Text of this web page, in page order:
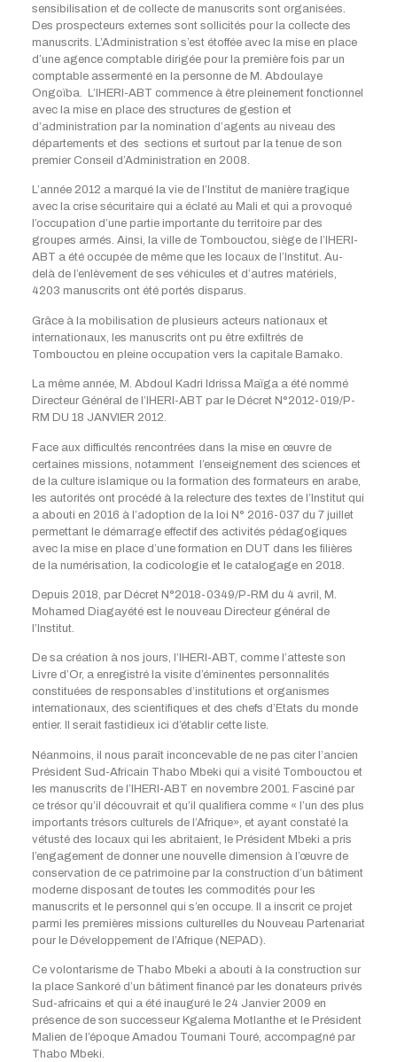
sensibilisation et de collecte de manuscrits sont organisées.
Des prospecteurs externes sont sollicités pour la collecte des
manuscrits. L’Administration s’est étoffée avec la mise en place
d’une agence comptable dirigée pour la première fois par un
comptable assermenté en la personne de M. Abdoulaye
Ongoïba. L’IHERI-ABT commence à être pleinement fonctionnel
avec la mise en place des structures de gestion et
d’administration par la nomination d’agents au niveau des
départements et des sections et surtout par la tenue de son
premier Conseil d’Administration en 2008.
L’année 2012 a marqué la vie de l’Institut de manière tragique
avec la crise sécuritaire qui a éclaté au Mali et qui a provoqué
l’occupation d’une partie importante du territoire par des
groupes armés. Ainsi, la ville de Tombouctou, siège de l’IHERI-
ABT a été occupée de même que les locaux de l’Institut. Au-
delà de l’enlèvement de ses véhicules et d’autres matériels,
4203 manuscrits ont été portés disparus.
Grâce à la mobilisation de plusieurs acteurs nationaux et
internationaux, les manuscrits ont pu être exfiltrés de
Tombouctou en pleine occupation vers la capitale Bamako.
La même année, M. Abdoul Kadri Idrissa Maïga a été nommé
Directeur Général de l’IHERI-ABT par le Décret N°2012-019/P-
RM DU 18 JANVIER 2012.
Face aux difficultés rencontrées dans la mise en œuvre de
certaines missions, notamment l’enseignement des sciences et
de la culture islamique ou la formation des formateurs en arabe,
les autorités ont procédé à la relecture des textes de l’Institut qui
a abouti en 2016 à l’adoption de la loi N° 2016-037 du 7 juillet
permettant le démarrage effectif des activités pédagogiques
avec la mise en place d’une formation en DUT dans les filières
de la numérisation, la codicologie et le catalogage en 2018.
Depuis 2018, par Décret N°2018-0349/P-RM du 4 avril, M.
Mohamed Diagayété est le nouveau Directeur général de
l’Institut.
De sa création à nos jours, l’IHERI-ABT, comme l’atteste son
Livre d’Or, a enregistré la visite d’éminentes personnalités
constituées de responsables d’institutions et organismes
internationaux, des scientifiques et des chefs d’Etats du monde
entier. Il serait fastidieux ici d’établir cette liste.
Néanmoins, il nous paraît inconcevable de ne pas citer l’ancien
Président Sud-Africain Thabo Mbeki qui a visité Tombouctou et
les manuscrits de l’IHERI-ABT en novembre 2001. Fasciné par
ce trésor qu’il découvrait et qu’il qualifiera comme « l’un des plus
importants trésors culturels de l’Afrique», et ayant constaté la
vétusté des locaux qui les abritaient, le Président Mbeki a pris
l’engagement de donner une nouvelle dimension à l’œuvre de
conservation de ce patrimoine par la construction d’un bâtiment
moderne disposant de toutes les commodités pour les
manuscrits et le personnel qui s’en occupe. Il a inscrit ce projet
parmi les premières missions culturelles du Nouveau Partenariat
pour le Développement de l’Afrique (NEPAD).
Ce volontarisme de Thabo Mbeki a abouti à la construction sur
la place Sankoré d’un bâtiment financé par les donateurs privés
Sud-africains et qui a été inauguré le 24 Janvier 2009 en
présence de son successeur Kgalema Motlanthe et le Président
Malien de l’époque Amadou Toumani Touré, accompagné par
Thabo Mbeki.